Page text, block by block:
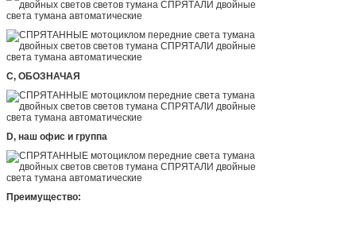
C, ОБОЗНАЧАЯ
D, наш офис и группа
Преимущество: